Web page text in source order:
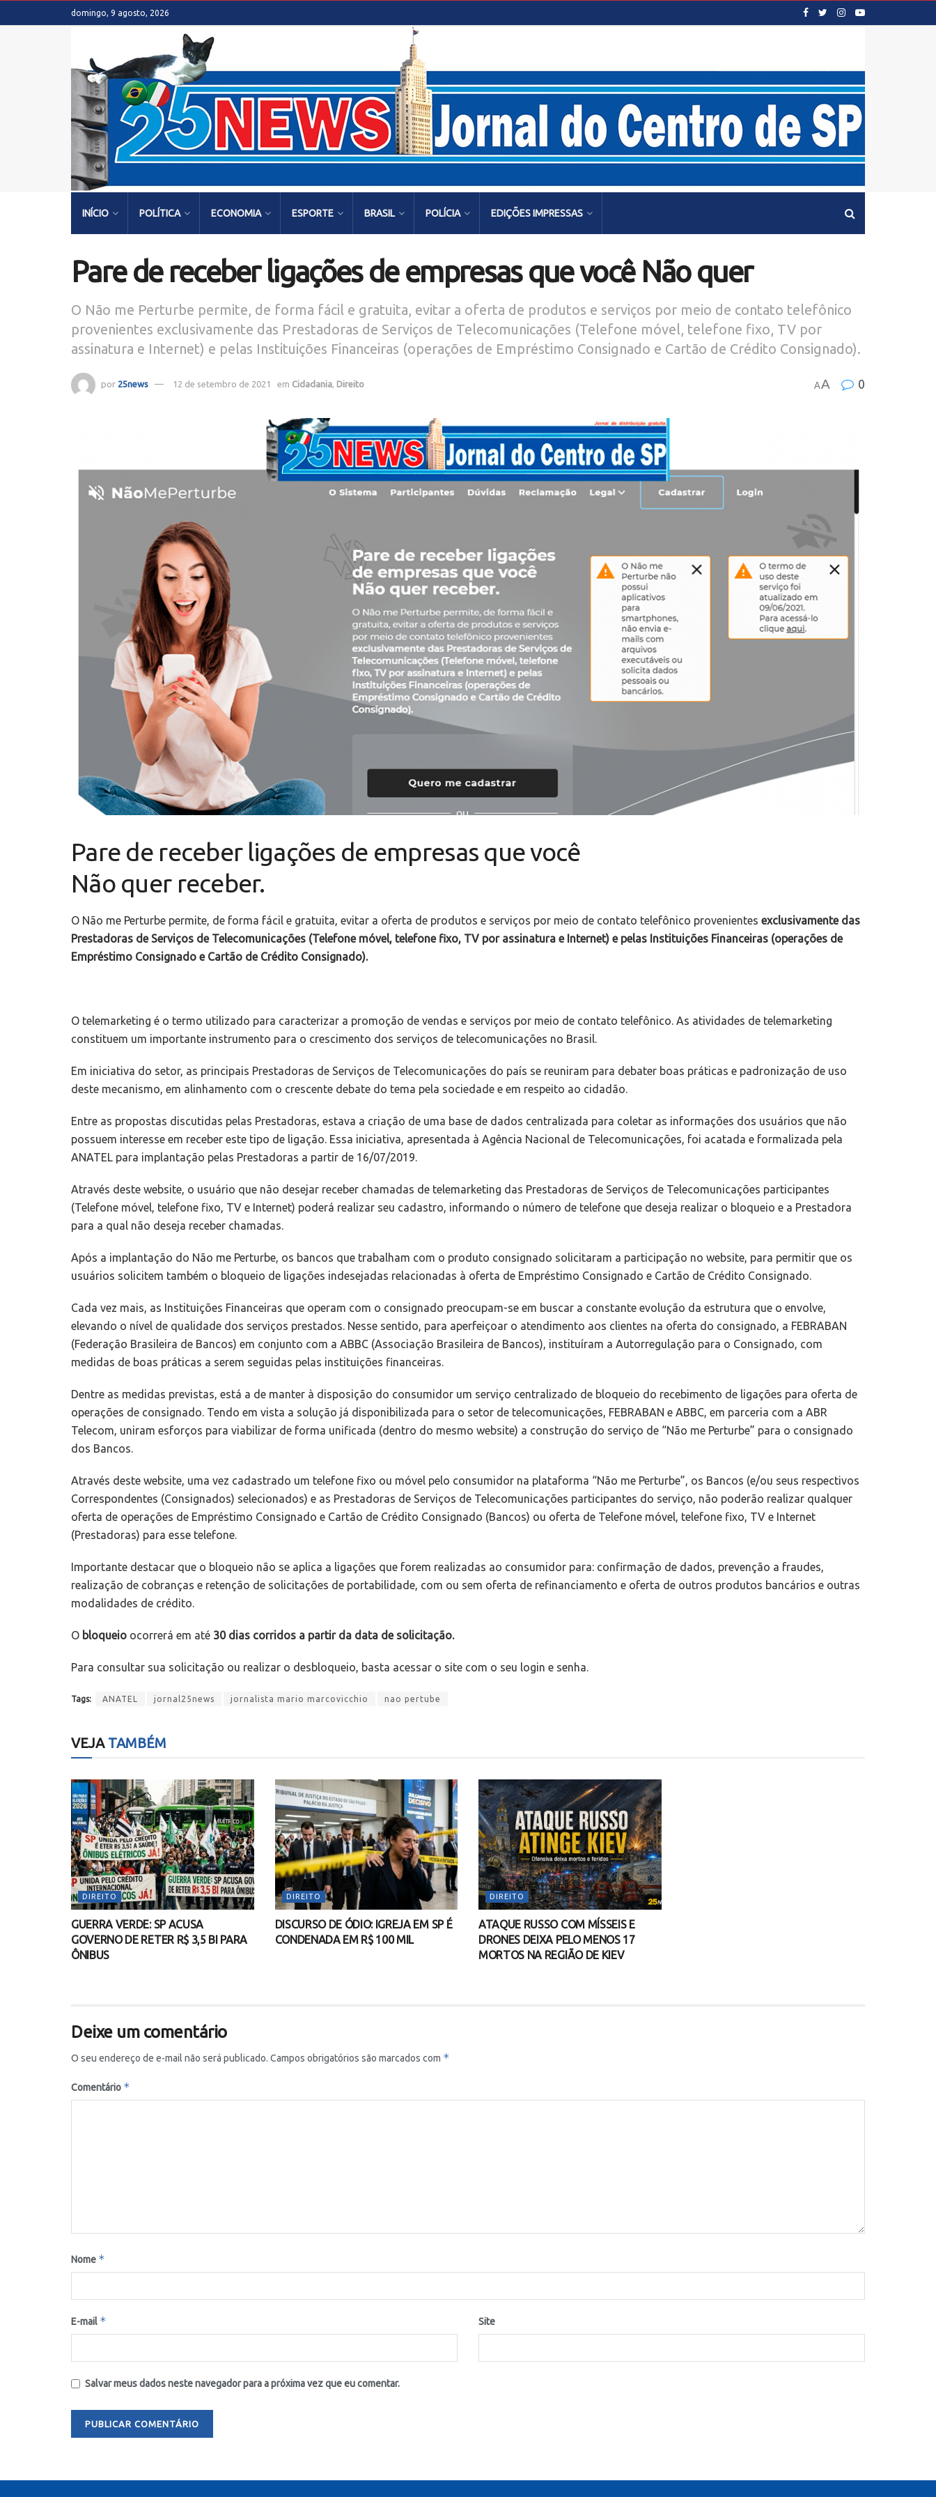
domingo, 9 agosto, 2026
INÍCIO POLÍTICA ECONOMIA ESPORTE BRASIL POLÍCIA EDIÇÕES IMPRESSAS
Pare de receber ligações de empresas que você Não quer
O Não me Perturbe permite, de forma fácil e gratuita, evitar a oferta de produtos e serviços por meio de contato telefônico
provenientes exclusivamente das Prestadoras de Serviços de Telecomunicações (Telefone móvel, telefone fixo, TV por
assinatura e Internet) e pelas Instituições Financeiras (operações de Empréstimo Consignado e Cartão de Crédito Consignado).
por 25news 12 de setembro de 2021 em Cidadania Direito AA 0
Pare de receber ligações de empresas que você
Não quer receber.
O Não me Perturbe permite, de forma fácil e gratuita, evitar a oferta de produtos e serviços por meio de contato telefônico provenientes exclusivamente das
Prestadoras de Serviços de Telecomunicações (Telefone móvel, telefone fixo, TV por assinatura e Internet) e pelas Instituições Financeiras (operações de
Empréstimo Consignado e Cartão de Crédito Consignado).
O telemarketing é o termo utilizado para caracterizar a promoção de vendas e serviços por meio de contato telefônico. As atividades de telemarketing
constituem um importante instrumento para o crescimento dos serviços de telecomunicações no Brasil.
Em iniciativa do setor, as principais Prestadoras de Serviços de Telecomunicações do país se reuniram para debater boas práticas e padronização de uso
deste mecanismo, em alinhamento com o crescente debate do tema pela sociedade e em respeito ao cidadão.
Entre as propostas discutidas pelas Prestadoras, estava a criação de uma base de dados centralizada para coletar as informações dos usuários que não
possuem interesse em receber este tipo de ligação. Essa iniciativa, apresentada à Agência Nacional de Telecomunicações, foi acatada e formalizada pela
ANATEL para implantação pelas Prestadoras a partir de 16/07/2019.
Através deste website, o usuário que não desejar receber chamadas de telemarketing das Prestadoras de Serviços de Telecomunicações participantes
(Telefone móvel, telefone fixo, TV e Internet) poderá realizar seu cadastro, informando o número de telefone que deseja realizar o bloqueio e a Prestadora
para a qual não deseja receber chamadas.
Após a implantação do Não me Perturbe, os bancos que trabalham com o produto consignado solicitaram a participação no website, para permitir que os
usuários solicitem também o bloqueio de ligações indesejadas relacionadas à oferta de Empréstimo Consignado e Cartão de Crédito Consignado.
Cada vez mais, as Instituições Financeiras que operam com o consignado preocupam-se em buscar a constante evolução da estrutura que o envolve,
elevando o nível de qualidade dos serviços prestados. Nesse sentido, para aperfeiçoar o atendimento aos clientes na oferta do consignado, a FEBRABAN
(Federação Brasileira de Bancos) em conjunto com a ABBC (Associação Brasileira de Bancos), instituíram a Autorregulação para o Consignado, com
medidas de boas práticas a serem seguidas pelas instituições financeiras.
Dentre as medidas previstas, está a de manter à disposição do consumidor um serviço centralizado de bloqueio do recebimento de ligações para oferta de
operações de consignado. Tendo em vista a solução já disponibilizada para o setor de telecomunicações, FEBRABAN e ABBC, em parceria com a ABR
Telecom, uniram esforços para viabilizar de forma unificada (dentro do mesmo website) a construção do serviço de “Não me Perturbe” para o consignado
dos Bancos.
Através deste website, uma vez cadastrado um telefone fixo ou móvel pelo consumidor na plataforma “Não me Perturbe”, os Bancos (e/ou seus respectivos
Correspondentes (Consignados) selecionados) e as Prestadoras de Serviços de Telecomunicações participantes do serviço, não poderão realizar qualquer
oferta de operações de Empréstimo Consignado e Cartão de Crédito Consignado (Bancos) ou oferta de Telefone móvel, telefone fixo, TV e Internet
(Prestadoras) para esse telefone.
Importante destacar que o bloqueio não se aplica a ligações que forem realizadas ao consumidor para: confirmação de dados, prevenção a fraudes,
realização de cobranças e retenção de solicitações de portabilidade, com ou sem oferta de refinanciamento e oferta de outros produtos bancários e outras
modalidades de crédito.
O bloqueio ocorrerá em até 30 dias corridos a partir da data de solicitação.
Para consultar sua solicitação ou realizar o desbloqueio, basta acessar o site com o seu login e senha.
Tags: ANATEL jornal25news jornalista mario marcovicchio nao pertube
VEJATAMBÉM
DIREITO
GUERRA VERDE: SP ACUSA
GOVERNO DE RETER R$ 3,5 BI PARA
ÔNIBUS
DIREITO
DISCURSO DE ÓDIO: IGREJA EM SP É
CONDENADA EM R$ 100 MIL
DIREITO
ATAQUE RUSSO COM MÍSSEIS E
DRONES DEIXA PELO MENOS 17
MORTOS NA REGIÃO DE KIEV
Deixe um comentário
O seu endereço de e-mail não será publicado. Campos obrigatórios são marcados com *
Comentário *
Nome *
E-mail * Site
Salvar meus dados neste navegador para a próxima vez que eu comentar.